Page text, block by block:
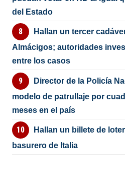
del Estado
Hallan un tercer
Almácigos; autoridades
entre los casos
Director de la Policía
modelo de patrullaje por
meses en el país
Hallan un billete de
basurero de Italia